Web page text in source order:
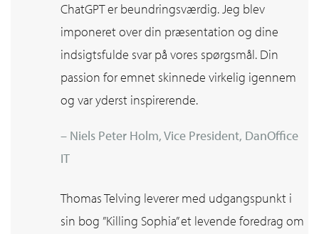
ChatGPT er beundringsværdig. Jeg blev
imponeret over din præsentation og dine
indsigtsfulde svar på vores spørgsmål. Din
passion for emnet skinnede virkelig igennem
og var yderst inspirerende.
– Niels Peter Holm, Vice President, DanOffice
IT
Thomas Telving leverer med udgangspunkt i
sin bog ”Killing Sophia” et levende foredrag om